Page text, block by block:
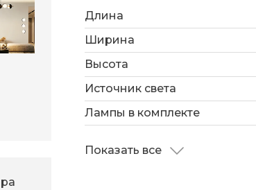
Длина
Ширина
Высота
Источник света
Лампы в комплекте
Показать все